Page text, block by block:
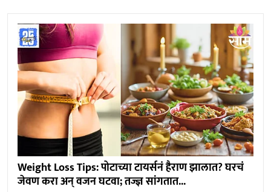
Weight Loss Tips: पोटाच्या टायर्सनं हैराण झालात? घरचं
जेवण करा अन् वजन घटवा; तज्ज्ञ सांगतात...